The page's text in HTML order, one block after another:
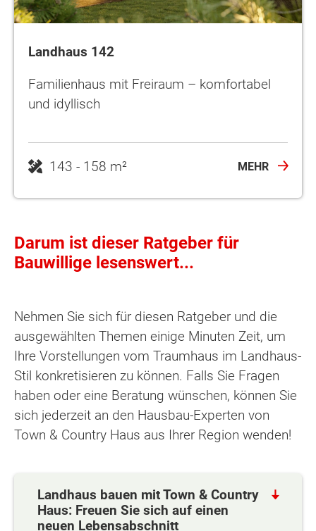
Landhaus 142
Familienhaus mit Freiraum – komfortabel
und idyllisch
143 - 158 m² MEHR
Darum ist dieser Ratgeber für
Bauwillige lesenswert...
Nehmen Sie sich für diesen Ratgeber und die
ausgewählten Themen einige Minuten Zeit, um
Ihre Vorstellungen vom Traumhaus im Landhaus-
Stil konkretisieren zu können. Falls Sie Fragen
haben oder eine Beratung wünschen, können Sie
sich jederzeit an den Hausbau-Experten von
Town & Country Haus aus Ihrer Region wenden!
Landhaus bauen mit Town & Country
Haus: Freuen Sie sich auf einen
neuen Lebensabschnitt